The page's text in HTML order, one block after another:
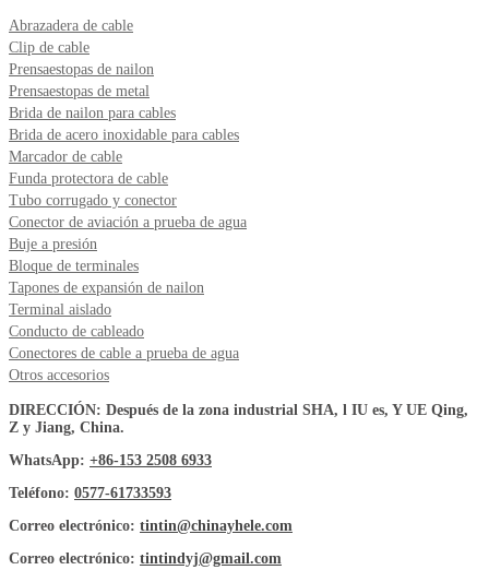
Abrazadera de cable
Clip de cable
Prensaestopas de nailon
Prensaestopas de metal
Brida de nailon para cables
Brida de acero inoxidable para cables
Marcador de cable
Funda protectora de cable
Tubo corrugado y conector
Conector de aviación a prueba de agua
Buje a presión
Bloque de terminales
Tapones de expansión de nailon
Terminal aislado
Conducto de cableado
Conectores de cable a prueba de agua
Otros accesorios
DIRECCIÓN: Después de la zona industrial SHA, l IU es, Y UE Qing,
Z y Jiang, China.
WhatsApp: +86-153 2508 6933
Teléfono: 0577-61733593
Correo electrónico: tintin@chinayhele.com
Correo electrónico: tintindyj@gmail.com